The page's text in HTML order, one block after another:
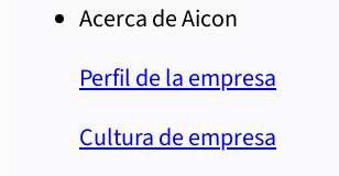
Acerca de Aicon
Perfil de la empresa
Cultura de empresa